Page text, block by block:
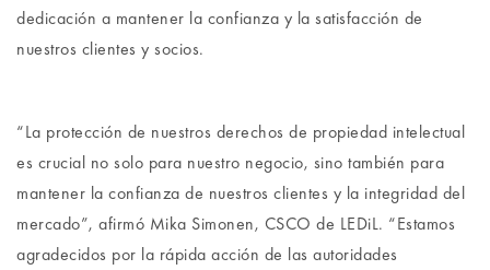
dedicación a mantener la confianza y la satisfacción de
nuestros clientes y socios.
“La protección de nuestros derechos de propiedad intelectual
es crucial no solo para nuestro negocio, sino también para
mantener la confianza de nuestros clientes y la integridad del
mercado”, afirmó Mika Simonen, CSCO de LEDiL. “Estamos
agradecidos por la rápida acción de las autoridades